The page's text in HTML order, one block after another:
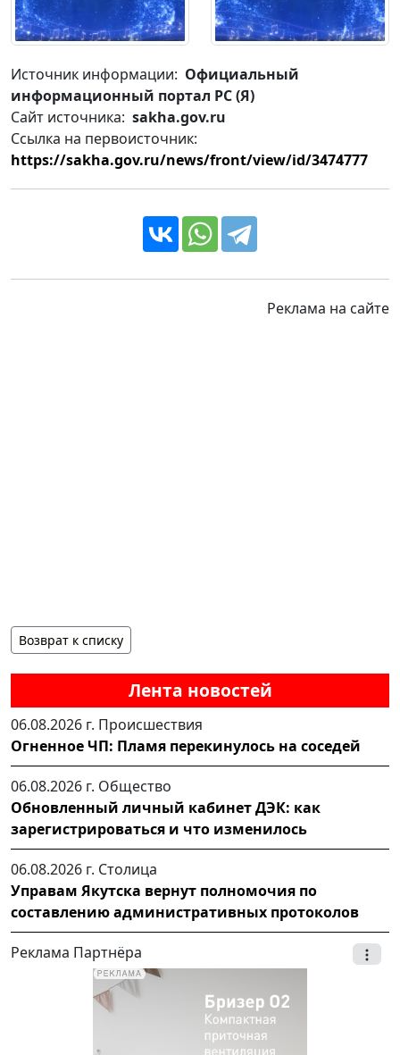
Лента новостей
06.08.2026 г. Происшествия
Огненное ЧП: Пламя перекинулось на соседей
06.08.2026 г. Общество
Обновленный личный кабинет ДЭК: как
зарегистрироваться и что изменилось
06.08.2026 г. Столица
Управам Якутска вернут полномочия по
составлению административных протоколов
Реклама Партнёра
Источник информации: Официальный
информационный портал РС (Я)
Сайт источника: sakha.gov.ru
Ссылка на первоисточник:
https://sakha.gov.ru/news/front/view/id/3474777
Реклама на сайте
Возврат к списку